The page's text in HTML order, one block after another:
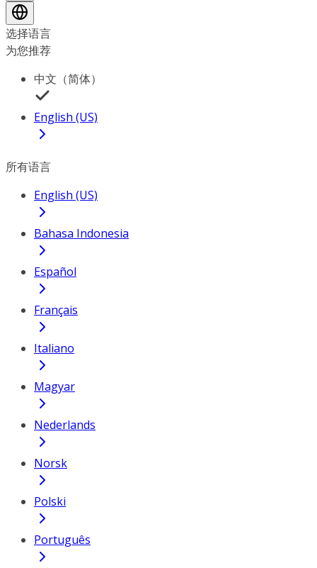
选择语言
为您推荐
中文（简体）
English (US)
所有语言
English (US)
Bahasa Indonesia
Español
Français
Italiano
Magyar
Nederlands
Norsk
Polski
Português